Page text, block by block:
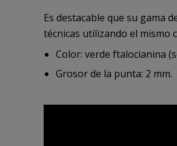
Es destacable que su gama
técnicas utilizando el mismo
Color: verde ftalocianina
Grosor de la punta: 2 mm.